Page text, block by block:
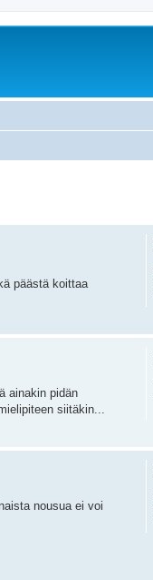
päästä koittaa
ainakin pidän
siitäkin...
nousua ei voi